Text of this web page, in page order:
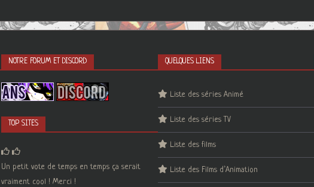
NOTRE FORUM ET DISCORD
TOP SITES
Un petit vote de temps en temps ça serait
vraiment cool ! Merci !
QUELQUES LIENS
Liste des séries Animé
Liste des séries TV
Liste des films
Liste des Films d’Animation